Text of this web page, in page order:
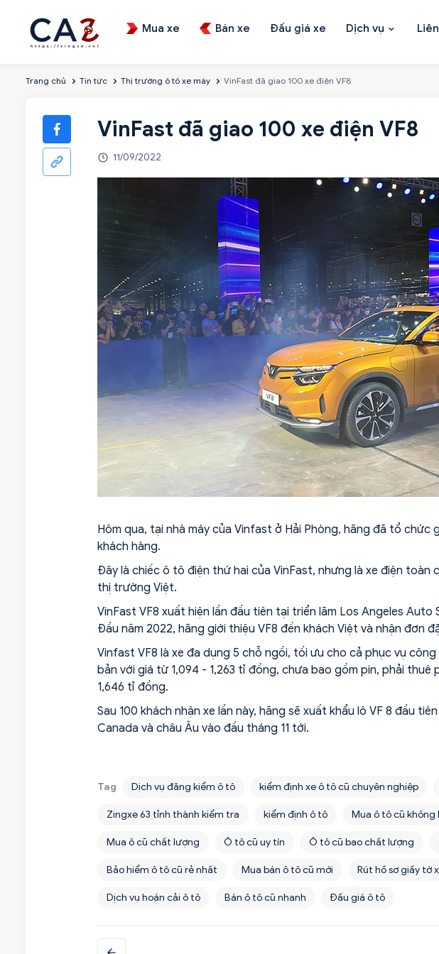
Mua xe Bán xe Đấu giá xe Dịch vụ
Trang chủ Tin tức Thị trường ô tô xe máy VinFast đã giao 100 xe điện VF8
VinFast đã giao 100 xe điện VF8
11/09/2022
Hôm qua, tại nhà máy của Vinfast ở Hải Phòng, hãng đã tổ chức
khách hàng.
Đây là chiếc ô tô điện thứ hai của VinFast, nhưng là xe điện toàn
thị trường Việt.
VinFast VF8 xuất hiện lần đầu tiên tại triển lãm Los Angeles Auto
Đầu năm 2022, hãng giới thiệu VF8 đến khách Việt và nhận đơn
Vinfast VF8 là xe đa dụng 5 chỗ ngồi, tối ưu cho cả phục vụ công
bản với giá từ 1,094 - 1,263 tỉ đồng, chưa bao gồm pin, phải thuê
1,646 tỉ đồng.
Sau 100 khách nhận xe lần này, hãng sẽ xuất khẩu lô VF 8 đầu
Canada và châu Âu vào đầu tháng 11 tới.
Tag Dịch vụ đăng kiểm ô tô kiểm định xe ô tô cũ chuyên nghiệp
Zingxe 63 tỉnh thành kiểm tra kiểm định ô tô Mua ô tô cũ không
Mua ô cũ chất lượng Ô tô cũ uy tín Ô tô cũ bao chất lượng
Bảo hiểm ô tô cũ rẻ nhất Mua bán ô tô cũ mới Rút hồ sơ giấy tờ
Dịch vụ hoán cải ô tô Bán ô tô cũ nhanh Đấu giá ô tô